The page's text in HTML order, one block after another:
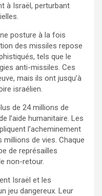
à Israël, perturbant
posture à la fois
des missiles repose
tels que le
anti-missiles. Ces
mais ils ont jusqu’à
israélien.
de 24 millions de
l’aide humanitaire. Les
l’acheminement
de vies. Chaque
de représailles
non-retour.
Israël et les
jeu dangereux. Leur